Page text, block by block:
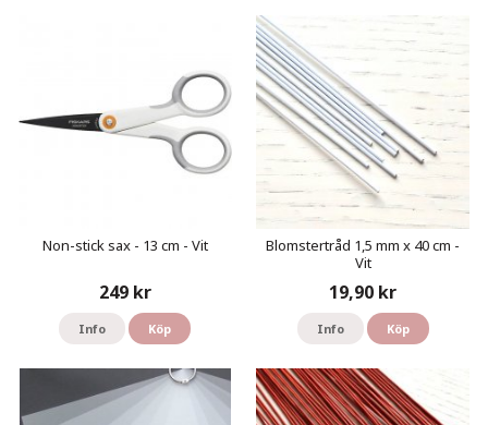
Non-stick sax - 13 cm - Vit
249 kr
Info Köp
Blomstertråd 1,5 mm x 40 cm -
Vit
19,90 kr
Info Köp